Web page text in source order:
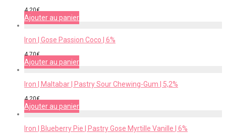
4,20€
Ajouter au panier
Iron | Gose Passion Coco | 6%
4,70€
Ajouter au panier
Iron | Maltabar | Pastry Sour Chewing-Gum | 5,2%
4,20€
Ajouter au panier
Iron | Blueberry Pie | Pastry Gose Myrtille Vanille | 6%